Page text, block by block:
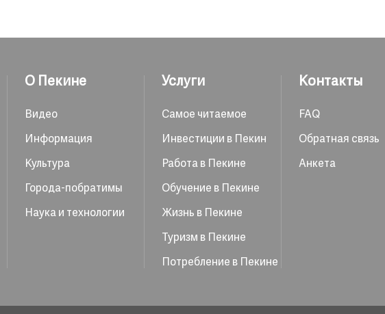
О Пекине
Видео
Информация
Культура
Города-побратимы
Наука и технологии
Услуги
Самое читаемое
Инвестиции в Пекин
Работа в Пекине
Обучение в Пекине
Жизнь в Пекине
Туризм в Пекине
Потребление в Пекине
Контакты
FAQ
Обратная связь
Анкета